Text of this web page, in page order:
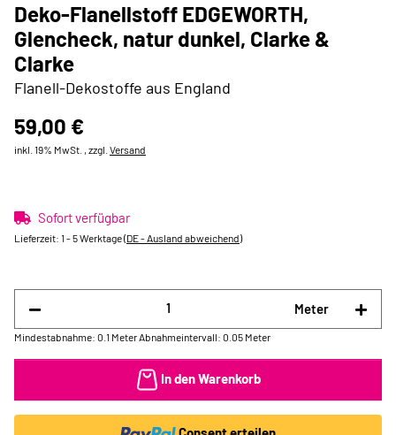
Deko-Flanellstoff EDGEWORTH,
Glencheck, natur dunkel, Clarke &
Clarke
Flanell-Dekostoffe aus England
59,00 €
inkl. 19% MwSt. , zzgl. Versand
Sofort verfügbar
Lieferzeit: 1 - 5 Werktage(DE - Ausland abweichend)
Meter
Mindestabnahme: 0.1 Meter Abnahmeintervall: 0.05 Meter
In den Warenkorb